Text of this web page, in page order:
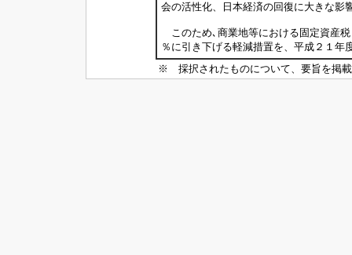
会の活性化、日本経済の回復に大きな影
このため､商業地等における固定資産
％に引き下げる軽減措置を、平成２１年
※ 採択されたものについて、要旨を掲